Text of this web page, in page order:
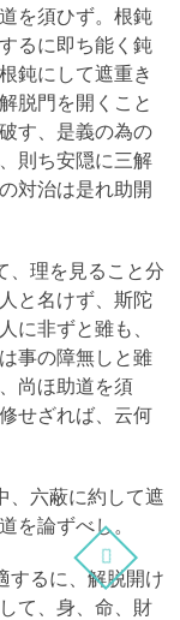
を須ひず。根鈍
るに即ち能く鈍
鈍にして遮重き
脱門を開くこと
す、是義の為の
則ち安隠に三解
対治は是れ助開
、理を見ること分
と名けず、斯陀
に非ずと雖も、
事の障無しと雖
尚ほ助道を須
せざれば、云何
、六蔽に約して遮
を論ずべし。
するに、解脱開け
て、身、命、財